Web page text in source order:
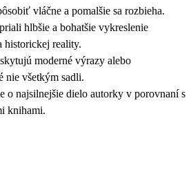
vláčne a pomalšie sa rozbieha.
hlbšie a bohatšie vykreslenie
historickej reality.
moderné výrazy alebo
nie všetkým sadli.
o najsilnejšie dielo autorky v porovnaní s
knihami.